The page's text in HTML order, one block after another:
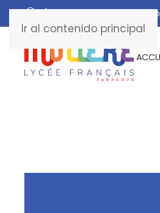
Ir al contenido principal
C/ De Manuel Marraco